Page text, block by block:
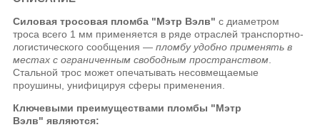
Силовая тросовая пломба "Мэтр Вэлв"с диаметром
троса всего 1 мм применяется в ряде отраслей транспортно-
логистического сообщения —пломбу удобно применять в
местах с ограниченным свободным пространством.
Стальной трос может опечатывать несовмещаемые
проушины, унифицируя сферы применения.
Ключевыми преимуществами пломбы "Мэтр
Вэлв" являются: